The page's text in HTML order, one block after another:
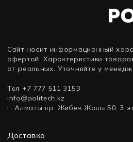
Сайт носит информационный
офертой. Характеристики
от реальных. Уточняйте у
Тел +7 777 511 3153
info@politech.kz
г. Алматы пр. Жибек Жолы 50, 3
Доставка